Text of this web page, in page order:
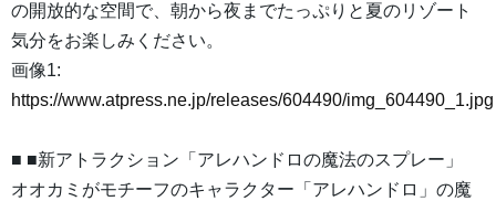
の開放的な空間で、朝から夜までたっぷりと夏のリゾート
気分をお楽しみください。
画像1:
https://www.atpress.ne.jp/releases/604490/img_604490_1.jpg
■ ■新アトラクション「アレハンドロの魔法のスプレー」
オオカミがモチーフのキャラクター「アレハンドロ」の魔